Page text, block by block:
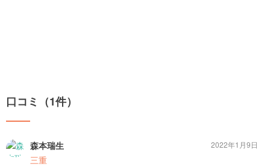
口コミ（1件）
森本瑞生
三重
2022年1月9日